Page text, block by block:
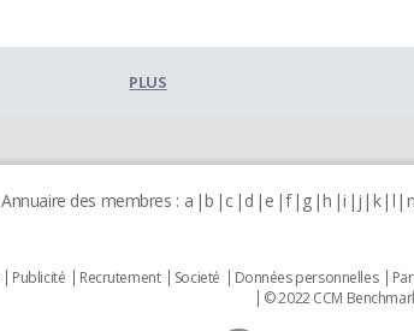
PLUS
Annuaire des membres : a b c d e f g h i j k l
Publicité Recrutement Societé Données personnelles
© 2022 CCM